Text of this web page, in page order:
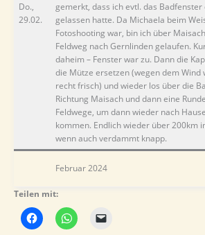
Do.,
29.02.
gemerkt, dass ich evtl. das Badfenster
gelassen hatte. Da Michaela beim
Fotoshooting war, bin ich über
Feldweg nach Gernlinden gelaufen.
daheim – Fenster war zu. Dann die
die Mütze ersetzen (wegen dem Wind
recht frisch) und wieder los über die
Richtung Maisach und dann eine
Feldwege, um dann wieder nach
kommen. Endlich wieder über 200km
wenn auch verdammt knapp.
Februar 2024
Teilen mit: